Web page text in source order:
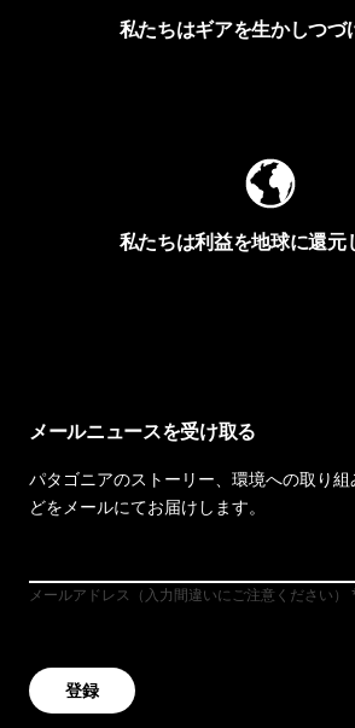
私たちはギアを生かしつづ
私たちは利益を地球に還元
メールニュースを受け取る
パタゴニアのストーリー、環境への取り
どをメールにてお届けします。
メールアドレス（入力間違いにご注意ください）
登録